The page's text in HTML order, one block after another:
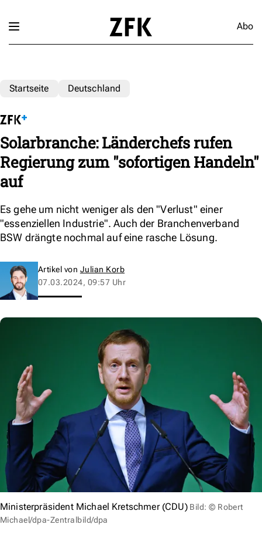
Abo
Startseite Deutschland
Solarbranche: Länderchefs rufen
Regierung zum "sofortigen Handeln"
auf
Es gehe um nicht weniger als den "Verlust" einer
"essenziellen Industrie". Auch der Branchenverband
BSW drängte nochmal auf eine rasche Lösung.
Artikel von Julian Korb
07.03.2024, 09:57 Uhr
Ministerpräsident Michael Kretschmer (CDU) Bild: © Robert
Michael/dpa-Zentralbild/dpa